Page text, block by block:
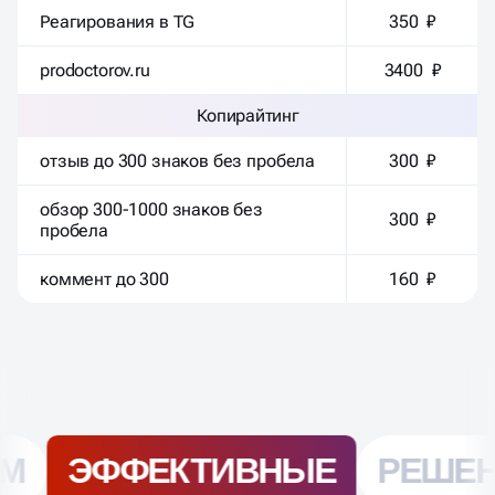
Реагирования в TG 350 ₽
prodoctorov.ru 3400 ₽
Копирайтинг
отзыв до 300 знаков без пробела 300 ₽
обзор 300-1000 знаков без
пробела
300 ₽
коммент до 300 160 ₽